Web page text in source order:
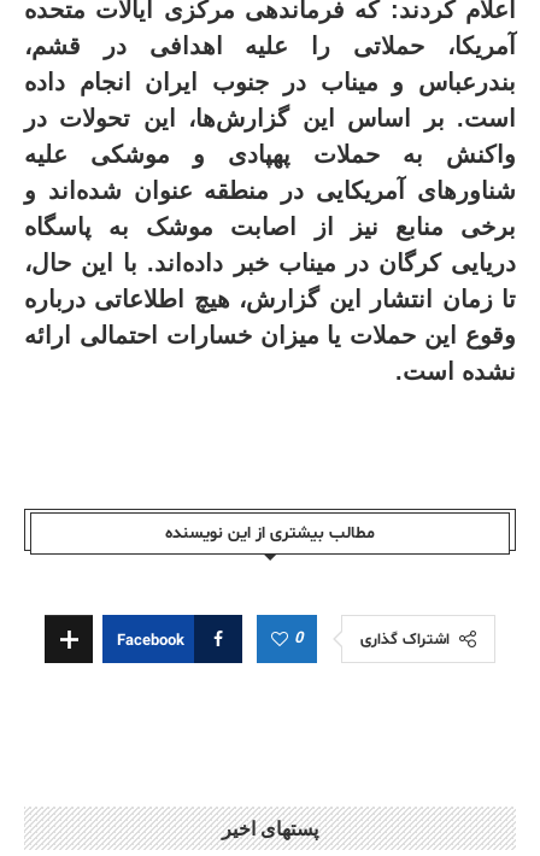
اعلام کردند: که فرماندهی مرکزی ایالات متحده
آمریکا، حملاتی را علیه اهدافی در قشم،
بندرعباس و میناب در جنوب ایران انجام داده
است. بر اساس این گزارش‌ها، این تحولات در
واکنش به حملات پهپادی و موشکی علیه
شناورهای آمریکایی در منطقه عنوان شده‌اند و
برخی منابع نیز از اصابت موشک به پاسگاه
دریایی کرگان در میناب خبر داده‌اند. با این حال،
تا زمان انتشار این گزارش، هیچ اطلاعاتی درباره
وقوع این حملات یا میزان خسارات احتمالی ارائه
نشده است.
مطالب بیشتری از این نویسندە
اشتراک گذاری 0
Facebook
پستهای اخیر